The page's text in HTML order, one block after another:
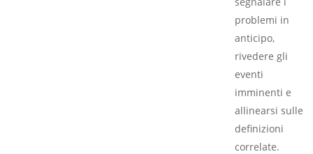
problemi in
anticipo,
rivedere gli
eventi
imminenti e
allinearsi sulle
definizioni
correlate.